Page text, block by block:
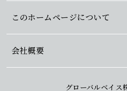
このホームページについて
会社概要
グローバルベイス